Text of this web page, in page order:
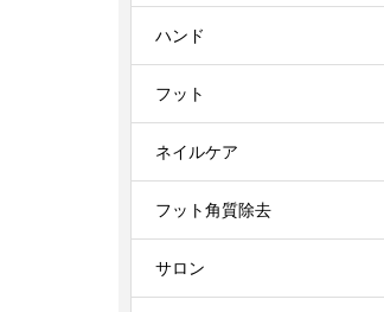
ハンド
フット
ネイルケア
フット角質除去
サロン